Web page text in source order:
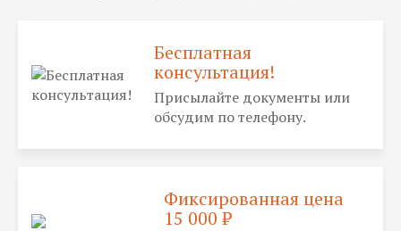
Бесплатная
консультация!
Присылайте документы или
обсудим по телефону.
Фиксированная цена
15 000 ₽